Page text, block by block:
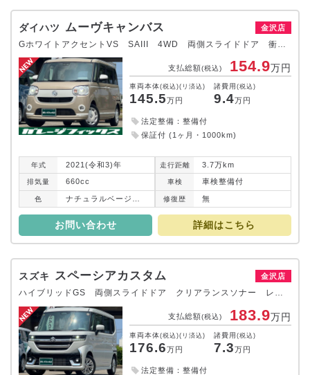
ダイハツ ムーヴキャンバス 金沢店
支払総額(税込) 154.9万円
車両本体(税込)(リ済込)
145.5万円
諸費用(税込)
9.4万円
法定整備：整備付
保証付 (1ヶ月・1000km)
年式 2021(令和3)年 走行距離 3.7万km
排気量 660cc 車検 車検整備付
色 修復 歴 無
お問い合わせ 詳細はこちら
スズキ スペーシアカスタム 金沢店
ハイブリッドGS 両側スライドドア クリアランスソナー レーンアシスト LEDヘッドランプ CVT 盗難防止システム ABS ESC アルミホイール 衝突安全ボディ エアコン パワーステアリング パワーウィンドウ
支払総額(税込) 183.9万円
車両本体(税込)(リ済込)
176.6万円
諸費用(税込)
7.3万円
法定整備：整備付